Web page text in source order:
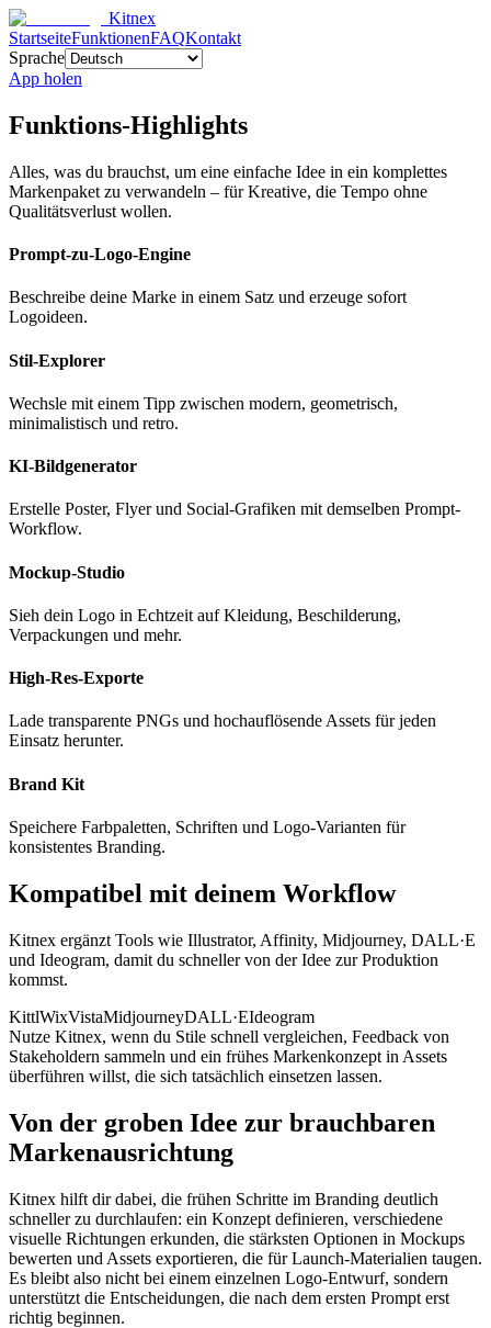
Kitnex
StartseiteFunktionenFAQKontakt
Sprache
App holen
Funktions-Highlights
Alles, was du brauchst, um eine einfache Idee in ein komplettes
Markenpaket zu verwandeln – für Kreative, die Tempo ohne
Qualitätsverlust wollen.
Prompt-zu-Logo-Engine
Beschreibe deine Marke in einem Satz und erzeuge sofort
Logoideen.
Stil-Explorer
Wechsle mit einem Tipp zwischen modern, geometrisch,
minimalistisch und retro.
KI-Bildgenerator
Erstelle Poster, Flyer und Social-Grafiken mit demselben Prompt-
Workflow.
Mockup-Studio
Sieh dein Logo in Echtzeit auf Kleidung, Beschilderung,
Verpackungen und mehr.
High-Res-Exporte
Lade transparente PNGs und hochauflösende Assets für jeden
Einsatz herunter.
Brand Kit
Speichere Farbpaletten, Schriften und Logo-Varianten für
konsistentes Branding.
Kompatibel mit deinem Workflow
Kitnex ergänzt Tools wie Illustrator, Affinity, Midjourney, DALL·E
und Ideogram, damit du schneller von der Idee zur Produktion
kommst.
KittlWixVistaMidjourneyDALL·EIdeogram
Nutze Kitnex, wenn du Stile schnell vergleichen, Feedback von
Stakeholdern sammeln und ein frühes Markenkonzept in Assets
überführen willst, die sich tatsächlich einsetzen lassen.
Von der groben Idee zur brauchbaren
Markenausrichtung
Kitnex hilft dir dabei, die frühen Schritte im Branding deutlich
schneller zu durchlaufen: ein Konzept definieren, verschiedene
visuelle Richtungen erkunden, die stärksten Optionen in Mockups
bewerten und Assets exportieren, die für Launch-Materialien taugen.
Es bleibt also nicht bei einem einzelnen Logo-Entwurf, sondern
unterstützt die Entscheidungen, die nach dem ersten Prompt erst
richtig beginnen.